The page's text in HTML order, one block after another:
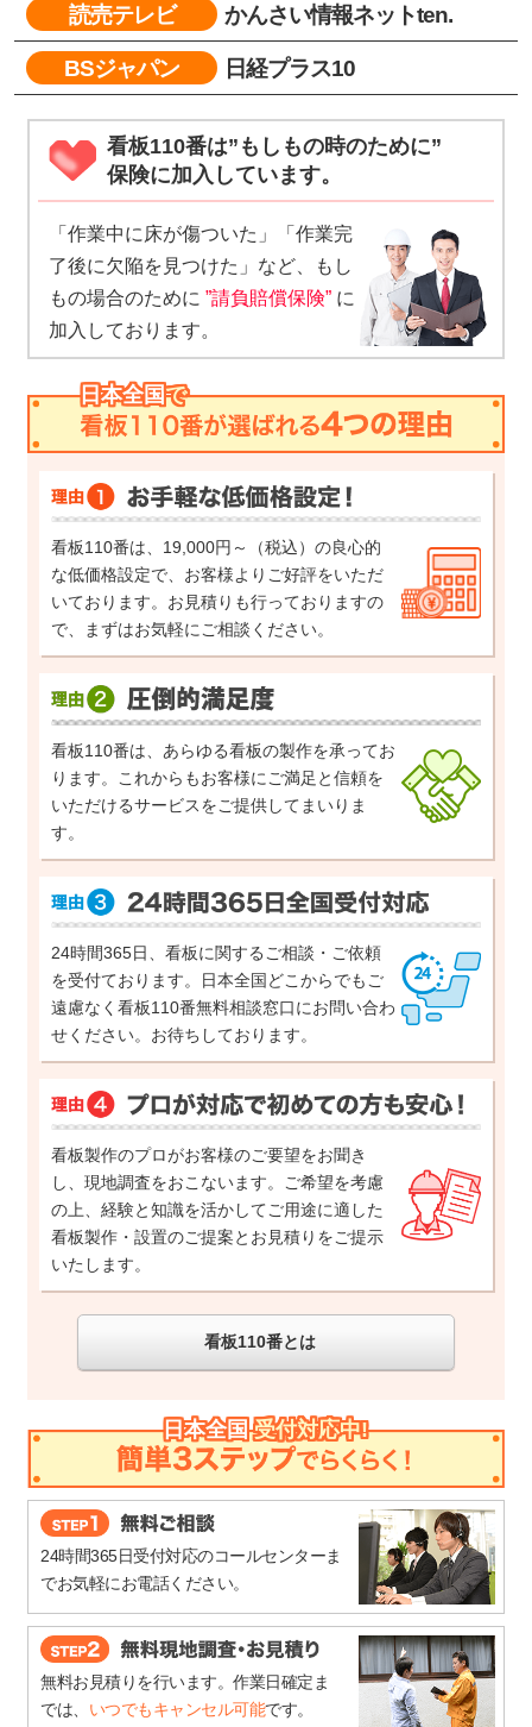
読売テレビ かんさい情報ネットten.
BSジャパン 日経プラス10
看板110番は”もしもの時のために”
保険に加入しています。
「作業中に床が傷ついた」「作業完
了後に欠陥を見つけた」など、もし
もの場合のために ”請負賠償保険”に
加入しております。
日本全国 で
看板110番は、19,000円～（税込）の良心的
な低価格設定で、お客様よりご好評をいただ
いております。お見積りも行っておりますの
で、まずはお気軽にご相談ください。
看板110番は、あらゆる看板の製作を承ってお
ります。これからもお客様にご満足と信頼を
いただけるサービスをご提供してまいりま
す。
24時間365日、看板に関するご相談・ご依頼
を受付ております。日本全国どこからでもご
遠慮なく看板110番無料相談窓口にお問い合わ
せください。お待ちしております。
看板製作のプロがお客様のご要望をお聞き
し、現地調査をおこないます。ご希望を考慮
の上、経験と知識を活かしてご用途に適した
看板製作・設置のご提案とお見積りをご提示
いたします。
看板110番とは
日本全国 受付対応中!
24時間365日受付対応のコールセンターま
でお気軽にお電話ください。
無料お見積りを行います。作業日確定ま
では、 いつでもキャンセル可能です。